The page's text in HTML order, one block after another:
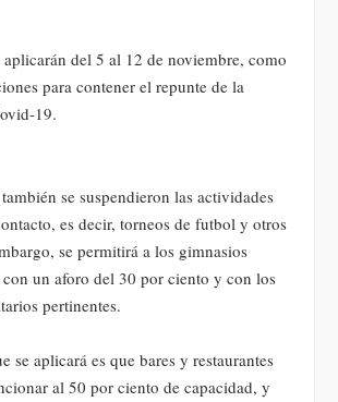
aplicarán del 5 al 12 de noviembre, como
para contener el repunte de la
19.
se suspendieron las actividades
es decir, torneos de futbol y otros
se permitirá a los gimnasios
con un aforo del 30 por ciento y con los
pertinentes.
se aplicará es que bares y restaurantes
al 50 por ciento de capacidad, y